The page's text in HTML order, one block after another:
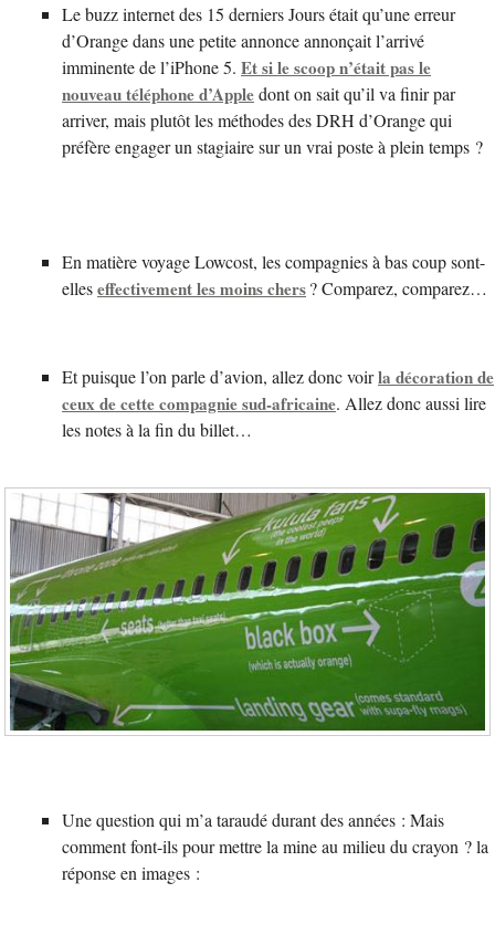
Le buzz internet des 15 derniers Jours était qu’une erreur
d’Orange dans une petite annonce annonçait l’arrivé
imminente de l’iPhone 5. Et si le scoop n’était pas le
nouveau téléphone d’Appledont on sait qu’il va finir par
arriver, mais plutôt les méthodes des DRH d’Orange qui
préfère engager un stagiaire sur un vrai poste à plein temps ?
En matière voyage Lowcost, les compagnies à bas coup sont-
elleseffectivement les moins chers? Comparez, comparez…
Et puisque l’on parle d’avion, allez donc voirla décoration de
ceux de cette compagnie sud-africaine. Allez donc aussi lire
les notes à la fin du billet…
Une question qui m’a taraudé durant des années : Mais
comment font-ils pour mettre la mine au milieu du crayon ? la
réponse en images :